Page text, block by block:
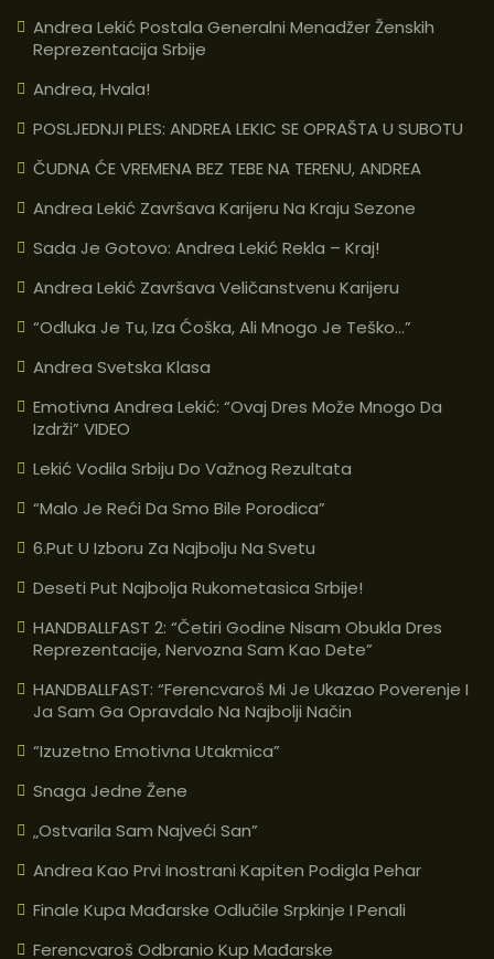
Andrea Lekić Postala Generalni Menadžer Ženskih
Reprezentacija Srbije
Andrea, Hvala!
POSLJEDNJI PLES: ANDREA LEKIC SE OPRAŠTA U SUBOTU
ČUDNA ĆE VREMENA BEZ TEBE NA TERENU, ANDREA
Andrea Lekić Završava Karijeru Na Kraju Sezone
Sada Je Gotovo: Andrea Lekić Rekla – Kraj!
Andrea Lekić Završava Veličanstvenu Karijeru
“Odluka Je Tu, Iza Ćoška, Ali Mnogo Je Teško…”
Andrea Svetska Klasa
Emotivna Andrea Lekić: “Ovaj Dres Može Mnogo Da
Izdrži” VIDEO
Lekić Vodila Srbiju Do Važnog Rezultata
“Malo Je Reći Da Smo Bile Porodica”
6.put U Izboru Za Najbolju Na Svetu
Deseti Put Najbolja Rukometasica Srbije!
HANDBALLFAST 2: “Četiri Godine Nisam Obukla Dres
Reprezentacije, Nervozna Sam Kao Dete”
HANDBALLFAST: “Ferencvaroš Mi Je Ukazao Poverenje I
Ja Sam Ga Opravdalo Na Najbolji Način
“Izuzetno Emotivna Utakmica”
Snaga Jedne Žene
„Ostvarila Sam Najveći San”
Andrea Kao Prvi Inostrani Kapiten Podigla Pehar
Finale Kupa Mađarske Odlučile Srpkinje I Penali
Ferencvaroš Odbranio Kup Mađarske